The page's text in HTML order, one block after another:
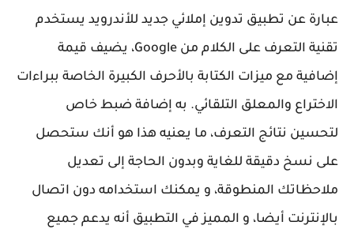
عبارة عن تطبيق تدوين إملائي جديد للأندرويد يستخدم
تقنية التعرف على الكلام من Google، يضيف قيمة
إضافية مع ميزات الكتابة بالأحرف الكبيرة الخاصة ببراءات
الاختراع والمعلق التلقائي. به إضافة ضبط خاص
لتحسين نتائج التعرف، ما يعنيه هذا هو أنك ستحصل
على نسخ دقيقة للغاية وبدون الحاجة إلى تعديل
ملاحظاتك المنطوقة، و يمكنك استخدامه دون اتصال
بالإنترنت أيضا، و المميز في التطبيق أنه يدعم جميع